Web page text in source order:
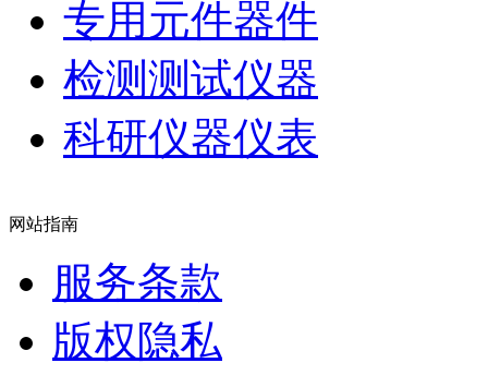
专用元件器件
检测测试仪器
科研仪器仪表
网站指南
服务条款
版权隐私